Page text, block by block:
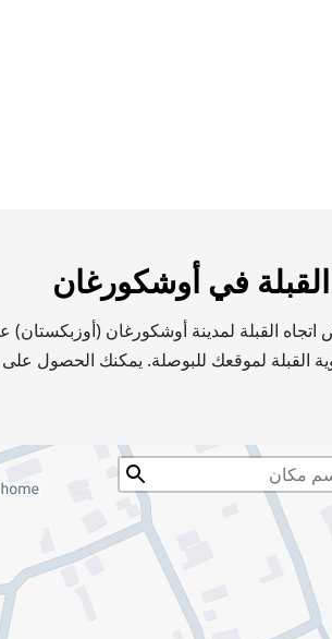
القبلة في أوشكورغان
اتجاه القبلة لمدينة أوشكورغان
القبلة لموقعك للبوصلة. يمكنك الحصول على